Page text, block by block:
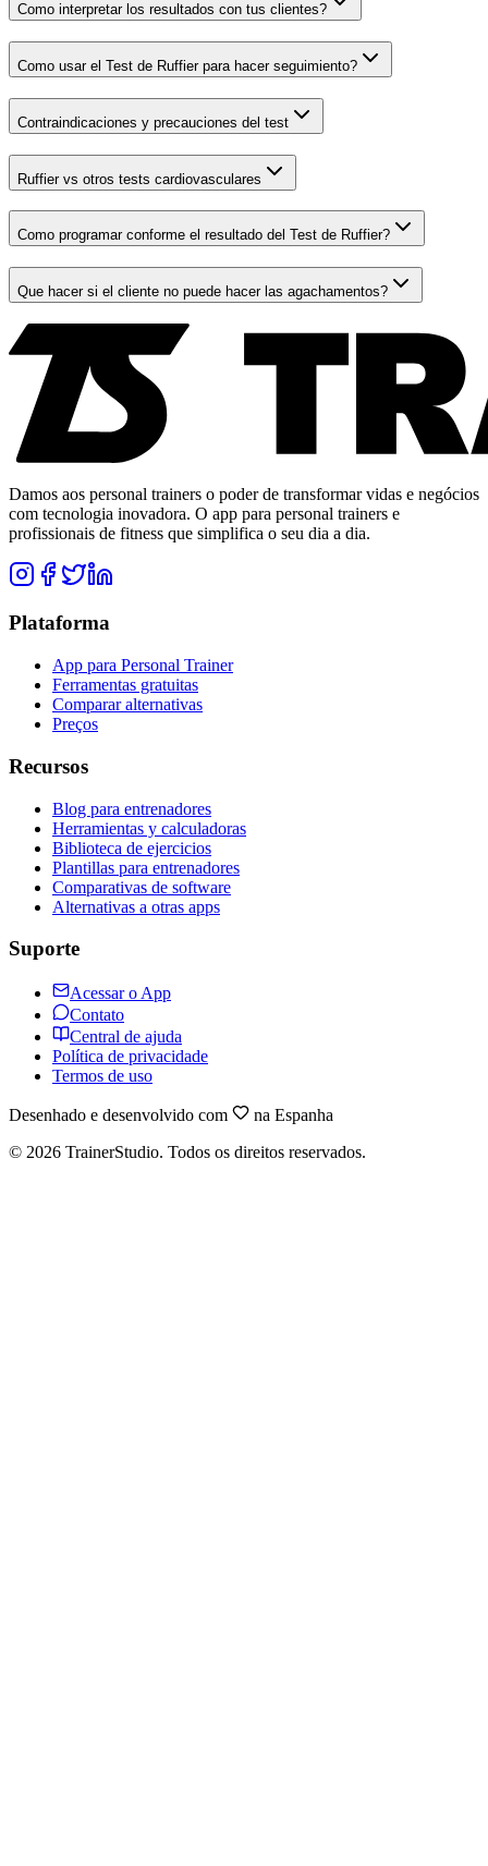
Como interpretar los resultados con tus clientes?
Como usar el Test de Ruffier para hacer seguimiento?
Contraindicaciones y precauciones del test
Ruffier vs otros tests cardiovasculares
Como programar conforme el resultado del Test de Ruffier?
Que hacer si el cliente no puede hacer las agachamentos?
Damos aos personal trainers o poder de transformar vidas e negócios
com tecnologia inovadora. O app para personal trainers e
profissionais de fitness que simplifica o seu dia a dia.
Plataforma
App para Personal Trainer
Ferramentas gratuitas
Comparar alternativas
Preços
Recursos
Blog para entrenadores
Herramientas y calculadoras
Biblioteca de ejercicios
Plantillas para entrenadores
Comparativas de software
Alternativas a otras apps
Suporte
Acessar o App
Contato
Central de ajuda
Política de privacidade
Termos de uso
Desenhado e desenvolvido com
na Espanha
© 2026 TrainerStudio. Todos os direitos reservados.